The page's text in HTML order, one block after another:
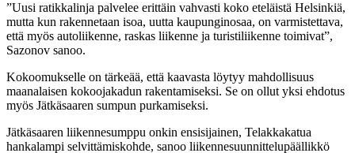
”Uusi ratikkalinja palvelee erittäin vahvasti koko eteläistä Helsinkiä,
mutta kun rakennetaan isoa, uutta kaupunginosaa, on varmistettava,
että myös autoliikenne, raskas liikenne ja turistiliikenne toimivat”,
Sazonov sanoo.
Kokoomukselle on tärkeää, että kaavasta löytyy mahdollisuus
maanalaisen kokoojakadun rakentamiseksi. Se on ollut yksi ehdotus
myös Jätkäsaaren sumpun purkamiseksi.
Jätkäsaaren liikennesumppu onkin ensisijainen, Telakkakatua
hankalampi selvittämiskohde, sanoo liikennesuunnittelupäällikkö